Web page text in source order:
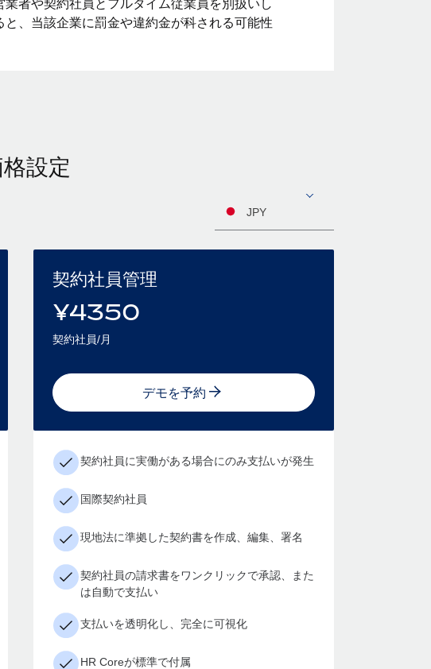
者や契約社員とフルタイム従業員を別扱いし
、当該企業に罰金や違約金が科される可能性
設定
JPY
契約社員管理
¥4350
契約社員/月
デモを予約
契約社員に実働がある場合にのみ支払いが発生
国際契約社員
現地法に準拠した契約書を作成、編集、署名
契約社員の請求書をワンクリックで承認、また
は自動で支払い
支払いを透明化し、完全に可視化
HR Coreが標準で付属